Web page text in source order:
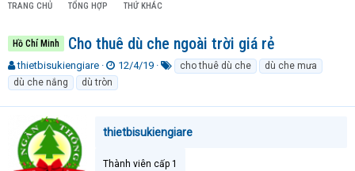
TRANG CHỦ TỔNG HỢP THỨ KHÁC
Hồ Chí Minh Cho thuê dù che ngoài trời giá rẻ
T
h
r
e
d
s
t
thietbisukiengiare
N
g
à
y
ử
12/4/19
h
a
cho thuê dù che
dù che mưa
dù che nắng
dù tròn
thietbisukiengiare
Thành viên cấp 1